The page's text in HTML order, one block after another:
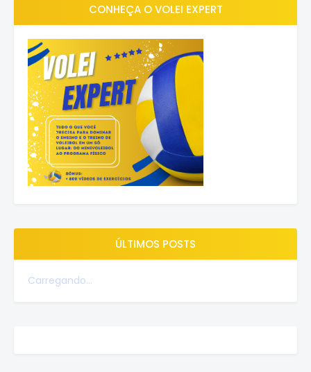
CONHEÇA O VOLEI EXPERT
ÚLTIMOS POSTS
Carregando...